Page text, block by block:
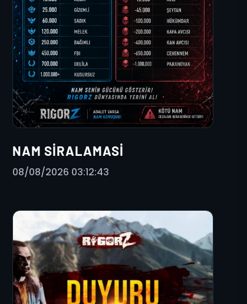
NAM SIRALAMASI
08/08/2026 03:12:43